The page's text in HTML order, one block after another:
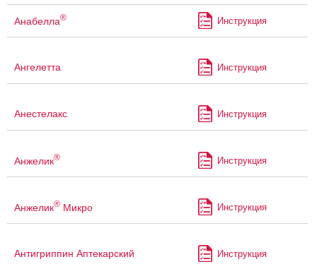
Анабелла® Инструкция
Ангелетта Инструкция
Анестелакс Инструкция
Анжелик® Инструкция
Анжелик® Микро Инструкция
Антигриппин Аптекарский Инструкция